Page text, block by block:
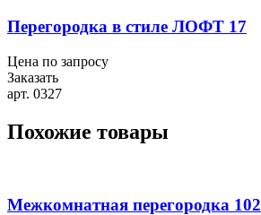
Перегородка в стиле ЛОФТ 17
Цена по запросу
Заказать
арт. 0327
Похожие товары
Межкомнатная перегородка 102